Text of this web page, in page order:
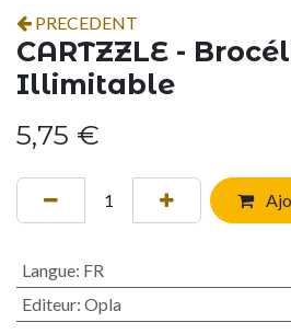
PRECEDENT
CARTZZLE -
Illimitable
5,75 €
Langue: FR
Editeur: Opla